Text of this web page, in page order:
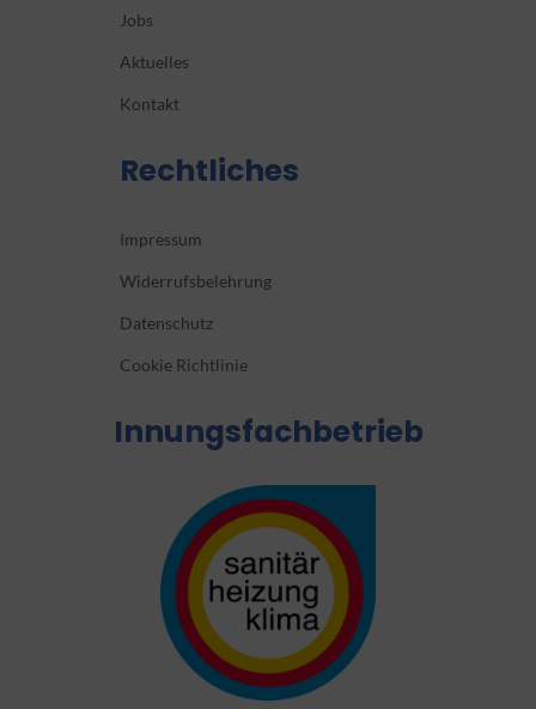
Jobs
Aktuelles
Kontakt
Rechtliches
Impressum
Widerrufsbelehrung
Datenschutz
Cookie Richtlinie
Innungsfachbetrieb